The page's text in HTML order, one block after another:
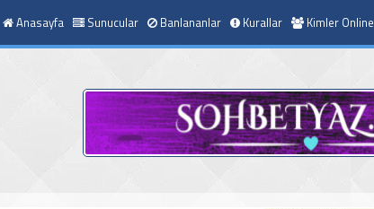
Anasayfa Sunucular Banlananlar Kurallar Kimler Online